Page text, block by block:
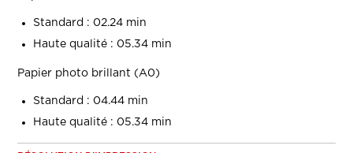
Standard : 02.24 min
Haute qualité : 05.34 min
Papier photo brillant (A0)
Standard : 04.44 min
Haute qualité : 05.34 min